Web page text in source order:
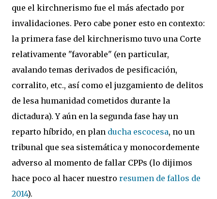
que el kirchnerismo fue el más afectado por
invalidaciones. Pero cabe poner esto en contexto:
la primera fase del kirchnerismo tuvo una Corte
relativamente "favorable" (en particular,
avalando temas derivados de pesificación,
corralito, etc., así como el juzgamiento de delitos
de lesa humanidad cometidos durante la
dictadura). Y aún en la segunda fase hay un
reparto híbrido, en plan ducha escocesa, no un
tribunal que sea sistemática y monocordemente
adverso al momento de fallar CPPs (lo dijimos
hace poco al hacer nuestro resumen de fallos de
2014).